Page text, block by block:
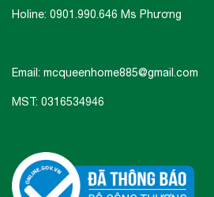
Holine: 0901.990.646 Ms Phương
Email: mcqueenhome885@gmail.com
MST: 0316534946